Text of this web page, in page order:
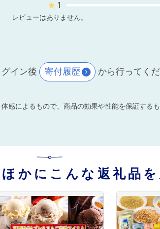
★ 1
レビューはありません。
イン後 寄付履歴 から行ってくだ
感によるもので、商品の効果や性能を保証するも
かにこんな返礼品を